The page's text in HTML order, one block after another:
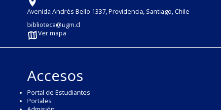
Avenida Andrés Bello 1337, Providencia, Santiago, Chile
biblioteca@ugm.cl
Ver mapa
Accesos
Portal de Estudiantes
Portales